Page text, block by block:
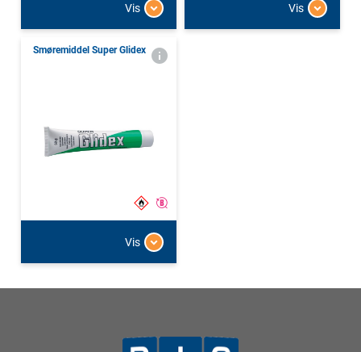
Vis Vis
Smøremiddel Super Glidex
Vis